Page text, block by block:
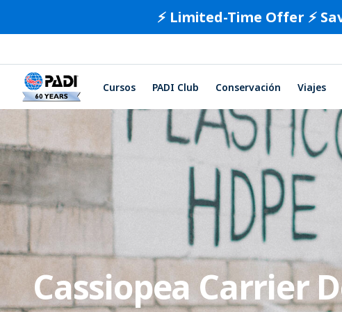
⚡️ Limited-Time Offer ⚡️
Cursos PADI Club Conservación Viajes
Cassiopea Carrier